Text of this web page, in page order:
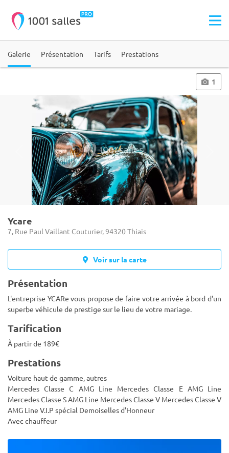
Galerie Présentation Tarifs Prestations
1
Ycare
7, Rue Paul Vaillant Couturier, 94320 Thiais
Voir sur la carte
Présentation
L'entreprise YCARe vous propose de faire votre arrivée à bord d'un
superbe véhicule de prestige sur le lieu de votre mariage.
Tarification
À partir de 189€
Prestations
Voiture haut de gamme, autres
Mercedes Classe C AMG Line Mercedes Classe E AMG Line
Mercedes Classe S AMG Line Mercedes Classe V Mercedes Classe V
AMG Line V.I.P spécial Demoiselles d'Honneur
Avec chauffeur